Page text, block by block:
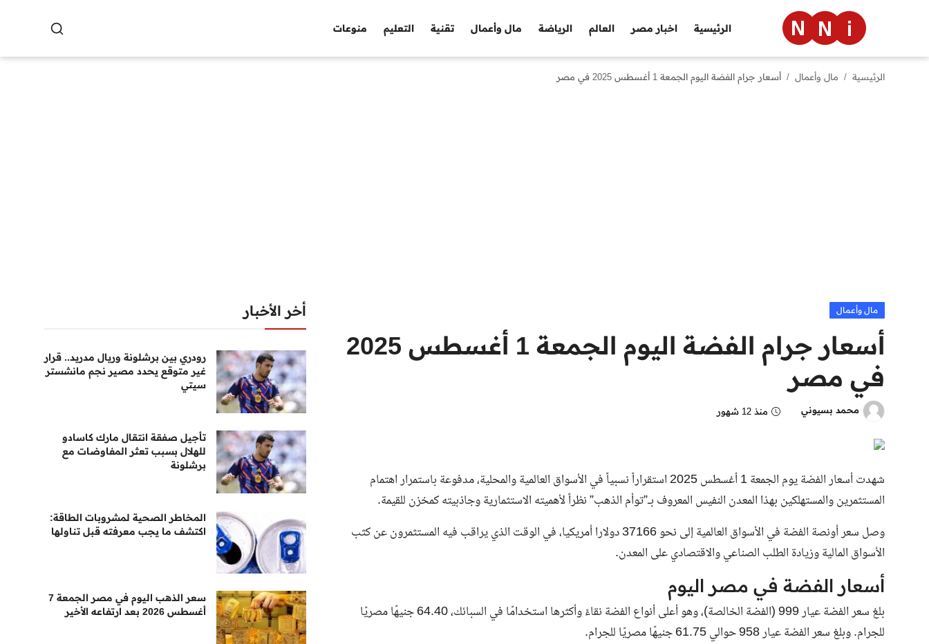
الرئيسية اخبار مصر العالم الرياضة مال وأعمال تقنية التعليم منوعات
منوعات
الرئيسية مال وأعمال أسعار جرام الفضة اليوم الجمعة 1 أغسطس 2025 في مصر
مال وأعمال
أسعار جرام الفضة اليوم الجمعة 1 أغسطس 2025
في مصر
محمد بسيوني منذ 12 شهور
شهدت أسعار الفضة يوم الجمعة 1 أغسطس 2025 استقراراً نسبياً في الأسواق العالمية والمحلية، مدفوعة باستمرار اهتمام
المستثمرين والمستهلكين بهذا المعدن النفيس المعروف بـ”توأم الذهب” نظراً لأهميته الاستثمارية وجاذبيته كمخزن للقيمة.
وصل سعر أونصة الفضة في الأسواق العالمية إلى نحو 37166 دولارا أمريكيا، في الوقت الذي يراقب فيه المستثمرون عن كثب
الأسواق المالية وزيادة الطلب الصناعي والاقتصادي على المعدن.
أسعار الفضة في مصر اليوم
بلغ سعر الفضة عيار 999 (الفضة الخالصة)، وهو أعلى أنواع الفضة نقاءً وأكثرها استخدامًا في السبائك، 64.40 جنيهًا مصريًا
للجرام. وبلغ سعر الفضة عيار 958 حوالي 61.75 جنيهًا مصريًا للجرام.
أخر الأخبار
رودري بين برشلونة وريال مدريد.. قرار
غير متوقع يحدد مصير نجم مانشستر
سيتي
تأجيل صفقة انتقال مارك كاسادو
للهلال بسبب تعثر المفاوضات مع
برشلونة
المخاطر الصحية لمشروبات الطاقة:
اكتشف ما يجب معرفته قبل تناولها
سعر الذهب اليوم في مصر الجمعة 7
أغسطس 2026 بعد ارتفاعه الأخير